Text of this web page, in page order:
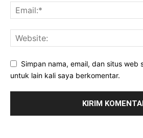
Simpan nama, email, dan situs web
untuk lain kali saya berkomentar.